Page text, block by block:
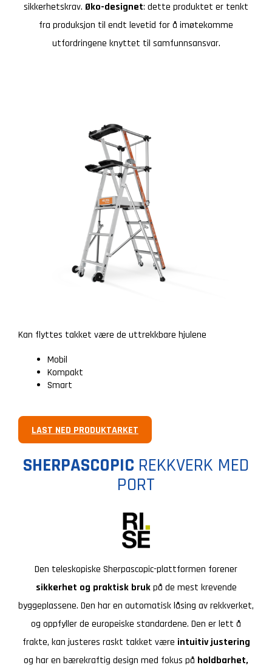
sikkerhetskrav. Øko-designet: dette produktet er tenkt
fra produksjon til endt levetid for å imøtekomme
utfordringene knyttet til samfunnsansvar.
Kan flyttes takket være de uttrekkbare hjulene
Mobil
Kompakt
Smart
LAST NED PRODUKTARKET
SHERPASCOPIC REKKVERK MED
PORT
Den teleskopiske Sherpascopic-plattformen forener
sikkerhet og praktisk brukpå de mest krevende
byggeplassene. Den har en automatisk låsing av rekkverket,
og oppfyller de europeiske standardene. Den er lett å
frakte, kan justeres raskt takket være intuitiv justering
og har en bærekraftig design med fokus på holdbarhet,